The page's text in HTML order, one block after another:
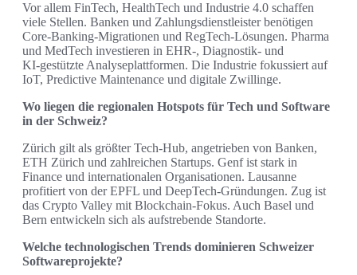
Vor allem FinTech, HealthTech und Industrie 4.0 schaffen
viele Stellen. Banken und Zahlungsdienstleister benötigen
Core‑Banking‑Migrationen und RegTech-Lösungen. Pharma
und MedTech investieren in EHR-, Diagnostik- und
KI‑gestützte Analyseplattformen. Die Industrie fokussiert auf
IoT, Predictive Maintenance und digitale Zwillinge.
Wo liegen die regionalen Hotspots für Tech und Software
in der Schweiz?
Zürich gilt als größter Tech‑Hub, angetrieben von Banken,
ETH Zürich und zahlreichen Startups. Genf ist stark in
Finance und internationalen Organisationen. Lausanne
profitiert von der EPFL und DeepTech‑Gründungen. Zug ist
das Crypto Valley mit Blockchain‑Fokus. Auch Basel und
Bern entwickeln sich als aufstrebende Standorte.
Welche technologischen Trends dominieren Schweizer
Softwareprojekte?